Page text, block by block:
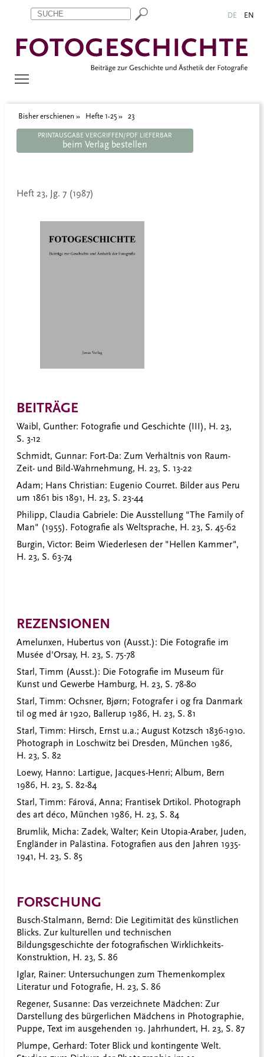
Zum Inhalt springen
Aktuelle Seite: 23 DE EN
Bisher erschienen Hefte 1-25 23
PRINTAUSGABE VERGRIFFEN/PDF LIEFERBAR
beim Verlag bestellen
Heft 23, Jg. 7 (1987)
BEITRÄGE
Waibl, Gunther: Fotografie und Geschichte (III), H. 23,
S. 3-12
Schmidt, Gunnar: Fort-Da: Zum Verhältnis von Raum-
Zeit- und Bild-Wahrnehmung, H. 23, S. 13-22
Adam; Hans Christian: Eugenio Courret. Bilder aus Peru
um 1861 bis 1891, H. 23, S. 23-44
Philipp, Claudia Gabriele: Die Ausstellung "The Family of
Man" (1955). Fotografie als Weltsprache, H. 23, S. 45-62
Burgin, Victor: Beim Wiederlesen der "Hellen Kammer",
H. 23, S. 63-74
REZENSIONEN
Amelunxen, Hubertus von (Ausst.): Die Fotografie im
Musée d'Orsay, H. 23, S. 75-78
Starl, Timm (Ausst.): Die Fotografie im Museum für
Kunst und Gewerbe Hamburg, H. 23, S. 78-80
Starl, Timm: Ochsner, Bjørn; Fotografer i og fra Danmark
til og med år 1920, Ballerup 1986, H. 23, S. 81
Starl, Timm: Hirsch, Ernst u.a.; August Kotzsch 1836-1910.
Photograph in Loschwitz bei Dresden, München 1986,
H. 23, S. 82
Loewy, Hanno: Lartigue, Jacques-Henri; Album, Bern
1986, H. 23, S. 82-84
Starl, Timm: Fárová, Anna; Frantisek Drtikol. Photograph
des art déco, München 1986, H. 23, S. 84
Brumlik, Micha: Zadek, Walter; Kein Utopia-Araber, Juden,
Engländer in Palästina. Fotografien aus den Jahren 1935-
1941, H. 23, S. 85
FORSCHUNG
Busch-Stalmann, Bernd: Die Legitimität des künstlichen
Blicks. Zur kulturellen und technischen
Bildungsgeschichte der fotografischen Wirklichkeits-
Konstruktion, H. 23, S. 86
Iglar, Rainer: Untersuchungen zum Themenkomplex
Literatur und Fotografie, H. 23, S. 86
Regener, Susanne: Das verzeichnete Mädchen: Zur
Darstellung des bürgerlichen Mädchens in Photographie,
Puppe, Text im ausgehenden 19. Jahrhundert, H. 23, S. 87
Plumpe, Gerhard: Toter Blick und kontingente Welt.